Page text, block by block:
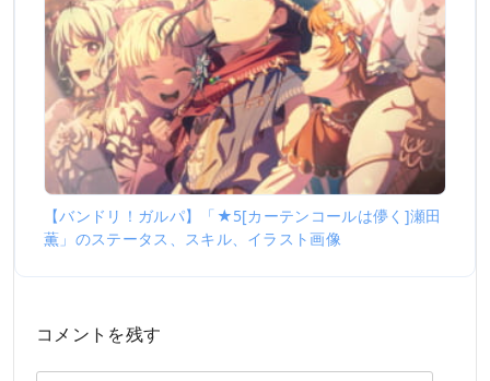
【バンドリ！ガルパ】「★5[カーテンコールは儚く]瀬田
薫」のステータス、スキル、イラスト画像
コメントを残す